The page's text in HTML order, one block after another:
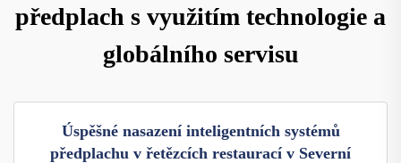
předplach s využitím technologie a
globálního servisu
Úspěšné nasazení inteligentních systémů
předplachu v řetězcích restaurací v Severní